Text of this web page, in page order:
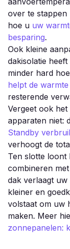
over te stappen
hoe u uw
besparing.
Ook kleine
dakisolatie
minder hard
helpt de
resterende
Vergeet ook
apparaten niet:
Standby
verhoogt de
Ten slotte loont
combineren
dak verlaagt
kleiner en
volstaat om uw
maken. Meer
zonnepanelen: